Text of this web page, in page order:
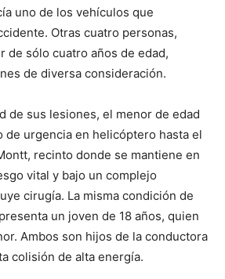
uno de los vehículos que
Otras cuatro personas,
de sólo cuatro años de edad,
de diversa consideración.
de sus lesiones, el menor de edad
de urgencia en helicóptero hasta el
recinto donde se mantiene en
vital y bajo un complejo
cirugía. La misma condición de
un joven de 18 años, quien
Ambos son hijos de la conductora
colisión de alta energía.